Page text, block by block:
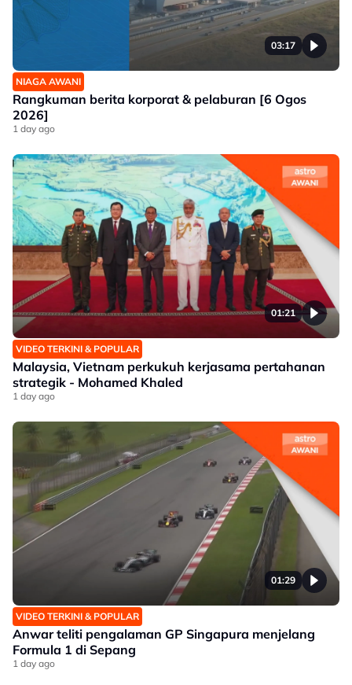
03:17
NIAGA AWANI
Rangkuman berita korporat & pelaburan [6 Ogos
2026]
1 day ago
01:21
VIDEO TERKINI & POPULAR
Malaysia, Vietnam perkukuh kerjasama pertahanan
strategik - Mohamed Khaled
1 day ago
01:29
VIDEO TERKINI & POPULAR
Anwar teliti pengalaman GP Singapura menjelang
Formula 1 di Sepang
1 day ago